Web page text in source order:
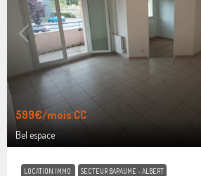
599€/mois CC
Bel espace
LOCATION IMMO SECTEUR BAPAUME - ALBERT